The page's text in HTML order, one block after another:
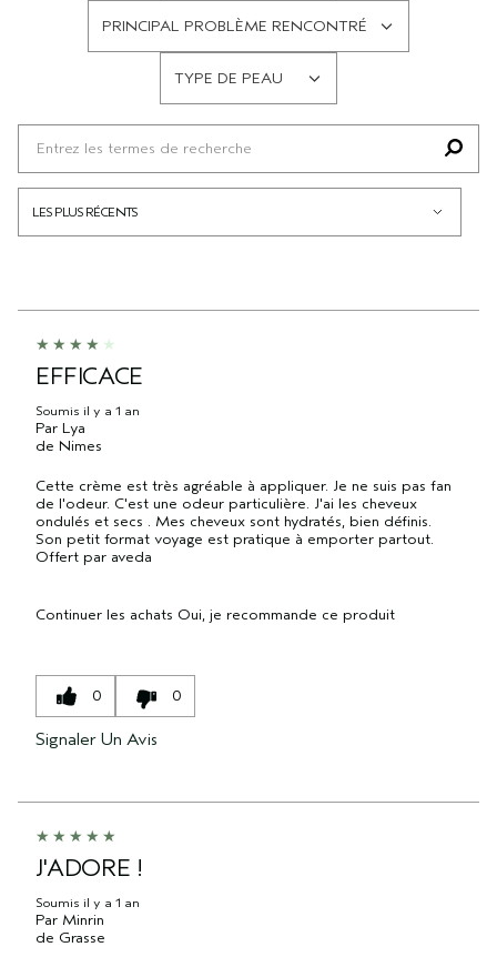
PRINCIPAL PROBLÈME RENCONTRÉ
TYPE DE PEAU
EFFICACE
Soumis il y a 1 an
Par Lya
de Nimes
Cette crème est très agréable à appliquer. Je ne suis pas fan
de l'odeur. C'est une odeur particulière. J'ai les cheveux
ondulés et secs . Mes cheveux sont hydratés, bien définis.
Son petit format voyage est pratique à emporter partout.
Offert par aveda
Continuer les achats Oui, je recommande ce produit
0 0
Signaler Un Avis
J'ADORE !
Soumis il y a 1 an
Par Minrin
de Grasse